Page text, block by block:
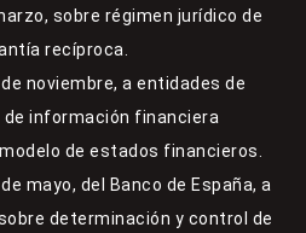
sobre régimen jurídico de
recíproca.
noviembre, a entidades de
información financiera
de estados financieros.
mayo, del Banco de España, a
determinación y control de